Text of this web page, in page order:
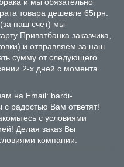
товара дешевле 65грн.
наш счет) мы
Приватбанка заказчика,
и отправляем за наш
сумму от следующего
2-х дней с момента
на Email: bardi-
радостью Вам ответят!
с условиями
Делая заказ Вы
компании.